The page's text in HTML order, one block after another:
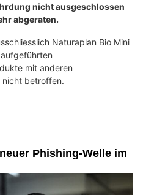
nicht ausgeschlossen
abgeraten.
Naturaplan Bio Mini
mit anderen
nicht betroffen.
Phishing-Welle im